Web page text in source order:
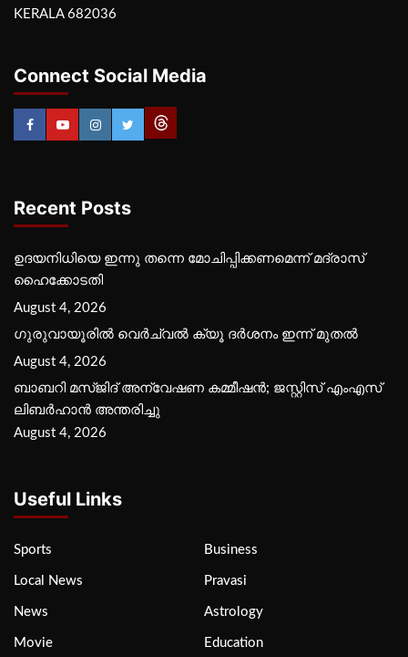
KERALA 682036
Connect Social Media
Recent Posts
ഉദയനിധിയെ ഇന്നു തന്നെ മോചിപ്പിക്കണമെന്ന് മദ്രാസ്
ഹൈക്കോടതി
August 4, 2026
ഗുരുവായൂരില്‍ വെര്‍ച്വല്‍ ക്യൂ ദര്‍ശനം ഇന്ന് മുതല്‍
August 4, 2026
ബാബറി മസ്ജിദ് അന്വേഷണ കമ്മീഷന്‍; ജസ്റ്റിസ് എംഎസ്
ലിബര്‍ഹാന്‍ അന്തരിച്ചു
August 4, 2026
Useful Links
Sports Business
Local News Pravasi
News Astrology
Movie Education